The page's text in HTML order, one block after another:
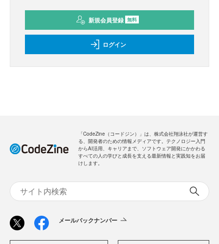
新規会員登録 無料
ログイン
「CodeZine（コードジン）」は、株式会社翔泳社が運営す
る、開発者のための情報メディアです。テクノロジー入門
からAI活用、キャリアまで、ソフトウェア開発にかかわる
すべての人の学びと成長を支える最新情報と実践知をお届
けします。
メールバックナンバー